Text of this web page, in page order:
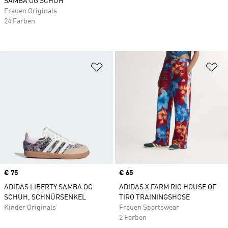
Zur Wunschliste hinzufügen
Price
€ 75
ADIDAS LIBERTY SAMBA OG
SCHUH, SCHNÜRSENKEL
Kinder Originals
Price
€ 65
ADIDAS X FARM RIO HOUSE OF
TIRO TRAININGSHOSE
Frauen Sportswear
2 Farben
Frauen Originals
24 Farben